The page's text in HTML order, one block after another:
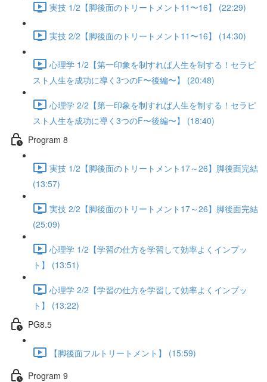
実技 1/2【脚後面のトリートメント11〜16】 (22:29)
実技 2/2【脚後面のトリートメント11〜16】 (14:30)
心理学 1/2【第一印象を制すれば人生を制する！セラピ
スト人生を成功に導く3つのF〜後編〜】 (20:48)
心理学 2/2【第一印象を制すれば人生を制する！セラピ
スト人生を成功に導く3つのF〜後編〜】 (18:40)
Program 8
実技 1/2【脚後面のトリートメント17～26】脚後面完結
(13:57)
実技 2/2【脚後面のトリートメント17～26】脚後面完結
(25:09)
心理学 1/2【学習の仕方を学習して効率よくインプッ
ト】 (13:51)
心理学 2/2【学習の仕方を学習して効率よくインプッ
ト】 (13:22)
PG8.5
【脚後面フルトリートメント】 (15:59)
Program 9